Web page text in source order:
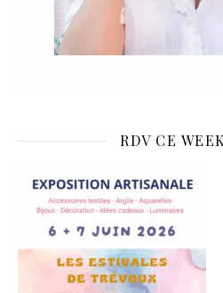
RDV CE